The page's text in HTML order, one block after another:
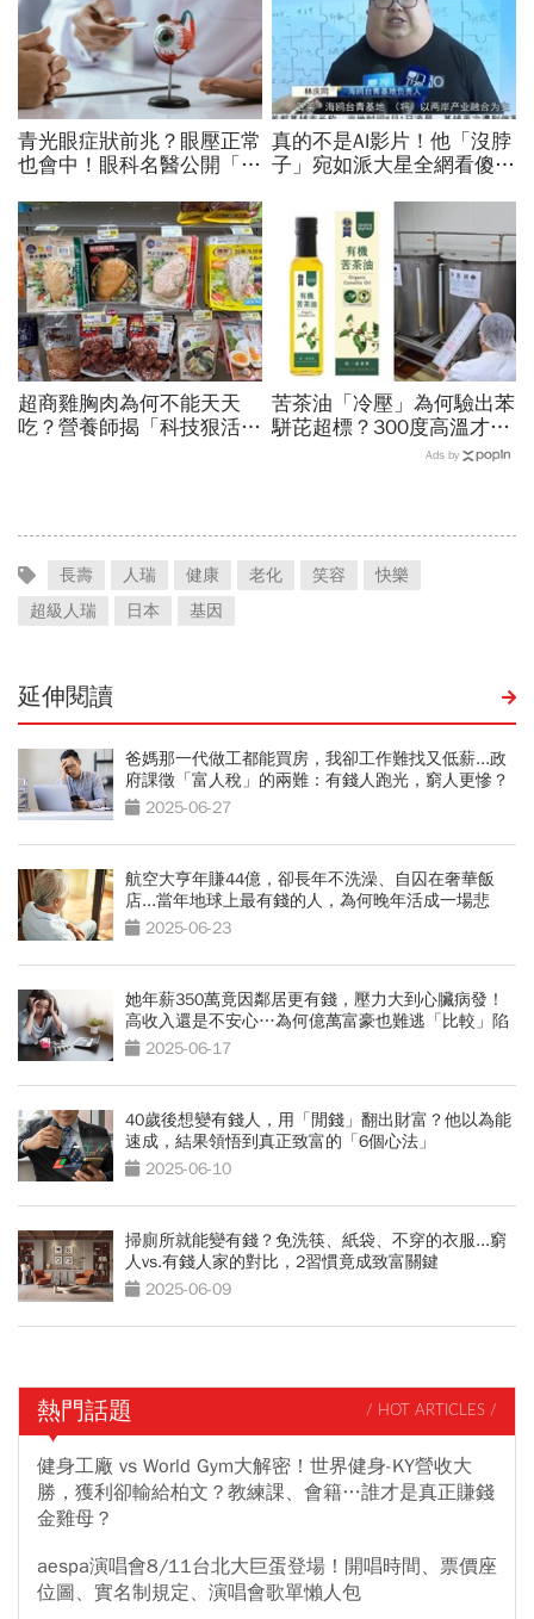
青光眼症狀前兆？眼壓正常
也會中！眼科名醫公開「護
驟」：三餐多吃「1類食
物」護眼
真的不是AI影片！他「沒脖
子」宛如派大星全網看傻...
疾病，2類人要注意
超商雞胸肉為何不能天天
吃？營養師揭「科技狠活」
苦茶油「冷壓」為何驗出苯
駢芘超標？300度高溫才大
量形成，哪個環節出問題？
Ads by
長壽 人瑞 健康 老化 笑容
快樂
超級人瑞
日本 基因
延伸閱讀
爸媽那一代做工都能買房，我卻工作難找又低薪...政
府課徵「富人稅」的兩難：有錢人跑光，窮人更慘？
2025-06-27
航空大亨年賺44億，卻長年不洗澡、自囚在奢華飯
店...當年地球上最有錢的人，為何晚年活成一場悲
劇？2025-06-23
她年薪350萬竟因鄰居更有錢，壓力大到心臟病發！
高收入還是不安心…為何億萬富豪也難逃「比較」陷
阱 2025-06-17
40歲後想變有錢人，用「閒錢」翻出財富？他以為能
速成，結果領悟到真正致富的「6個心法」
2025-06-10
掃廁所就能變有錢？免洗筷、紙袋、不穿的衣服...窮
人vs.有錢人家的對比，2習慣竟成致富關鍵
2025-06-09
熱門話題 / HOT ARTICLES /
健身工廠 vs World Gym大解密！世界健身-KY營收大
勝，獲利卻輸給柏文？教練課、會籍…誰才是真正賺錢
金雞母？
aespa演唱會8/11台北大巨蛋登場！開唱時間、票價座
位圖、實名制規定、演唱會歌單懶人包